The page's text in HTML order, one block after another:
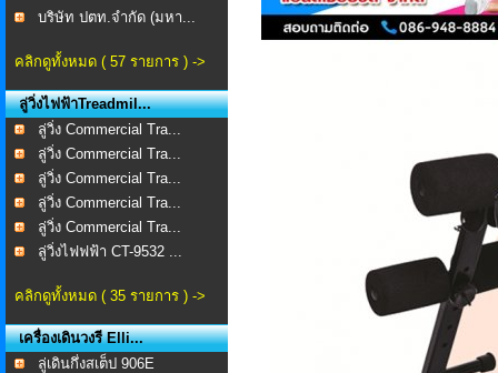
บริษัท ปตท.จำกัด (มหา...
คลิกดูทั้งหมด ( 57 รายการ ) ->
ลู่วิ่งไฟฟ้าTreadmil...
ลู่วิ่ง Commercial Tra...
ลู่วิ่ง Commercial Tra...
ลู่วิ่ง Commercial Tra...
ลู่วิ่ง Commercial Tra...
ลู่วิ่ง Commercial Tra...
ลู่วิ่งไฟฟฟ้า CT-9532 ...
คลิกดูทั้งหมด ( 35 รายการ ) ->
เครื่องเดินวงรี Elli...
ลู่เดินกึ่งสเต็ป 906E